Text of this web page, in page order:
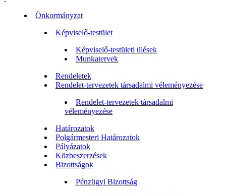
Önkormányzat
Képviselő-testület
Képviselő-testületi ülések
Munkatervek
Rendeletek
Rendelet-tervezetek társadalmi véleményezése
Rendelet-tervezetek társadalmi
véleményezése
Határozatok
Polgármesteri Határozatok
Pályázatok
Közbeszerzések
Bizottságok
Pénzügyi Bizottság